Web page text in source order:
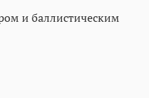
и баллистическим